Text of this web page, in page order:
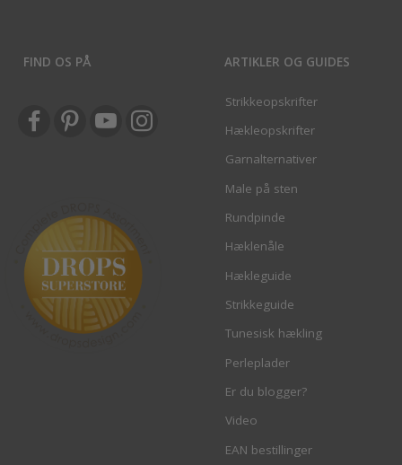
FIND OS PÅ ARTIKLER OG GUIDES
Strikkeopskrifter
Hækleopskrifter
Garnalternativer
Male på sten
Rundpinde
Hæklenåle
Hækleguide
Strikkeguide
Tunesisk hækling
Perleplader
Er du blogger?
Video
EAN bestillinger